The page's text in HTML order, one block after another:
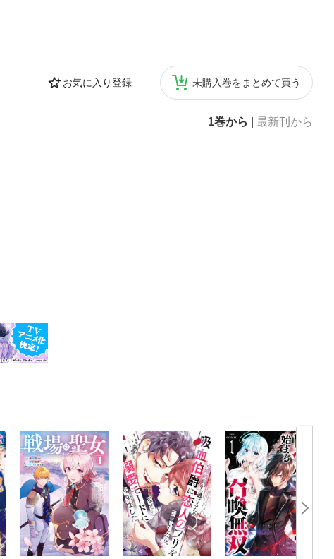
お気に入り登録 未購入巻をまとめて買う
1巻から 最新刊から